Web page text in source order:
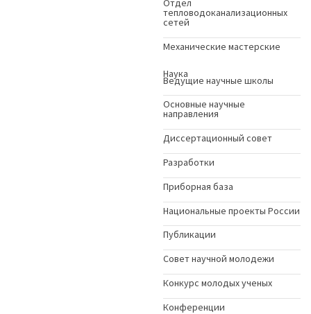
Отдел
тепловодоканализационных
сетей
Механические мастерские
Наука
Ведущие научные школы
Основные научные
направления
Диссертационный совет
Разработки
Приборная база
Национальные проекты России
Публикации
Совет научной молодежи
Конкурс молодых ученыx
Конференции